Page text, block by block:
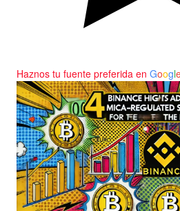
Haznos tu fuente preferida en Googl